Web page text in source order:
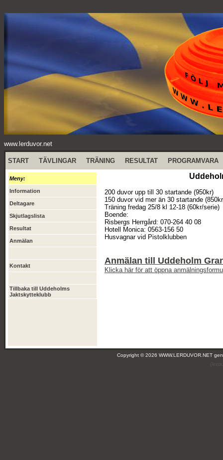
www.lerduvor.net
START TÄVLINGAR TRÄNING RESULTAT PROGRAMVARA
Meny:
Information
Deltagare
Skjutlagslista
Resultat
Anmälan
Kontakt
Tillbaka till Uddeholms
Jaktskytteklubb
200 duvor upp till 30 startande (950kr)
150 duvor vid mer än 30 startande
Träning fredag 25/8 kl 12-18 (60kr/serie)
Boende:
Risbergs Herrgård: 070-264 40 08
Hotell Monica: 0563-156 50
Husvagnar vid Pistolklubben
Anmälan till Uddeholm
Klicka här för att öppna
Copyright © 2026 WWW.LERDUVOR.NET